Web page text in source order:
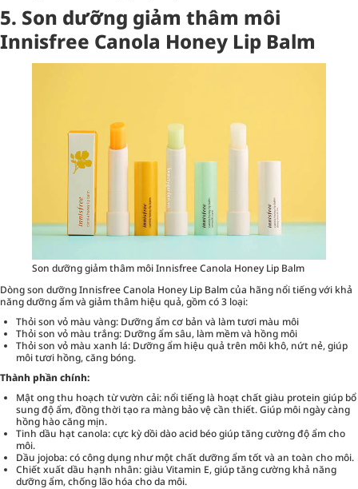
5. Son dưỡng giảm thâm môi
Innisfree Canola Honey Lip Balm
Son dưỡng giảm thâm môi Innisfree Canola Honey Lip Balm
Dòng son dưỡng Innisfree Canola Honey Lip Balm của hãng nổi tiếng với khả
năng dưỡng ẩm và giảm thâm hiệu quả, gồm có 3 loại:
Thỏi son vỏ màu vàng: Dưỡng ẩm cơ bản và làm tươi màu môi
Thỏi son vỏ màu trắng: Dưỡng ẩm sâu, làm mềm và hồng môi
Thỏi son vỏ màu xanh lá: Dưỡng ẩm hiệu quả trên môi khô, nứt nẻ, giúp
môi tươi hồng, căng bóng.
Thành phần chính:
Mật ong thu hoạch từ vườn cải: nổi tiếng là hoạt chất giàu protein giúp bổ
sung độ ẩm, đồng thời tạo ra màng bảo vệ cần thiết. Giúp môi ngày càng
hồng hào căng mịn.
Tinh dầu hạt canola: cực kỳ dồi dào acid béo giúp tăng cường độ ẩm cho
môi.
Dầu jojoba: có công dụng như một chất dưỡng ẩm tốt và an toàn cho môi.
Chiết xuất dầu hạnh nhân: giàu Vitamin E, giúp tăng cường khả năng
dưỡng ẩm, chống lão hóa cho da môi.